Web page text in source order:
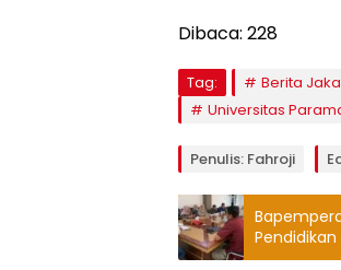
Dibaca: 228
Tag: Berita
Universitas
Penulis: Fahroji